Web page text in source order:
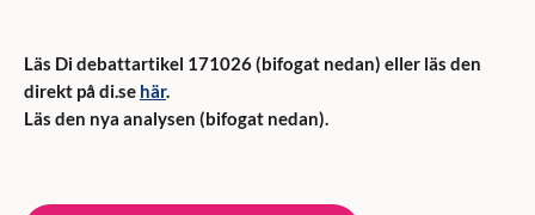
Läs Di debattartikel 171026 (bifogat nedan) eller läs den
direkt på di.se här.
Läs den nya analysen (bifogat nedan).